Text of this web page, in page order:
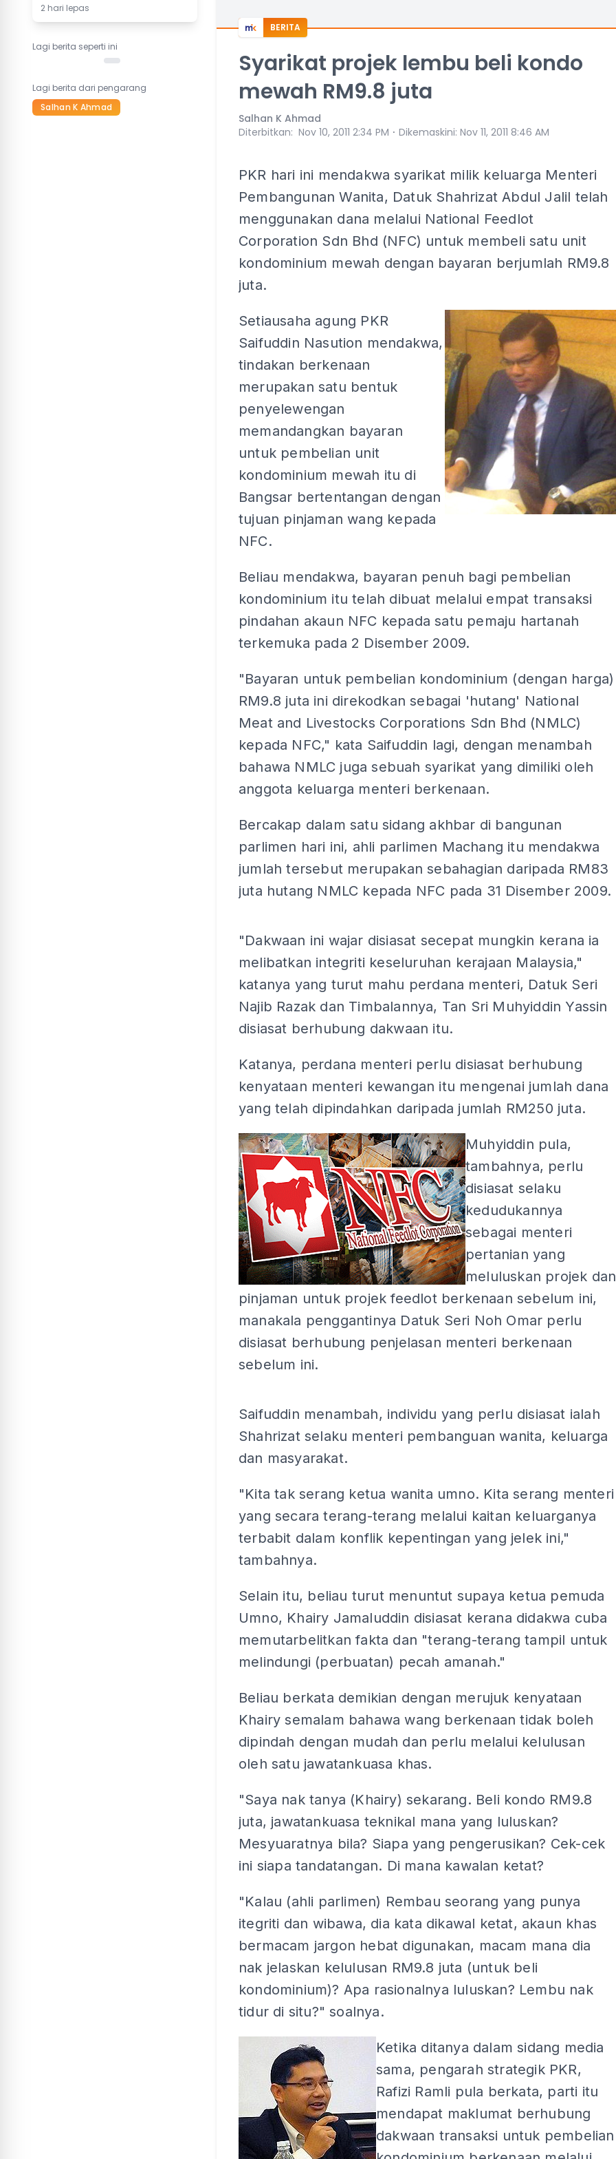
2 hari lepas
Lagi berita seperti ini
Lagi berita dari pengarang
Salhan K Ahmad
BERITA
Syarikat projek lembu beli kondo
mewah RM9.8 juta
Salhan K Ahmad
Diterbitkan: Nov 10, 2011 2:34 PM ⋅ Dikemaskini: Nov 11, 2011 8:46 AM
PKR hari ini mendakwa syarikat milik keluarga Menteri
Pembangunan Wanita, Datuk Shahrizat Abdul Jalil telah
menggunakan dana melalui National Feedlot
Corporation Sdn Bhd (NFC) untuk membeli satu unit
kondominium mewah dengan bayaran berjumlah RM9.8
juta.
Setiausaha agung PKR
Saifuddin Nasution mendakwa,
tindakan berkenaan
merupakan satu bentuk
penyelewengan
memandangkan bayaran
untuk pembelian unit
kondominium mewah itu di
Bangsar bertentangan dengan
tujuan pinjaman wang kepada
NFC.
Beliau mendakwa, bayaran penuh bagi pembelian
kondominium itu telah dibuat melalui empat transaksi
pindahan akaun NFC kepada satu pemaju hartanah
terkemuka pada 2 Disember 2009.
"Bayaran untuk pembelian kondominium (dengan harga)
RM9.8 juta ini direkodkan sebagai 'hutang' National
Meat and Livestocks Corporations Sdn Bhd (NMLC)
kepada NFC," kata Saifuddin lagi, dengan menambah
bahawa NMLC juga sebuah syarikat yang dimiliki oleh
anggota keluarga menteri berkenaan.
Bercakap dalam satu sidang akhbar di bangunan
parlimen hari ini, ahli parlimen Machang itu mendakwa
jumlah tersebut merupakan sebahagian daripada RM83
juta hutang NMLC kepada NFC pada 31 Disember 2009.
"Dakwaan ini wajar disiasat secepat mungkin kerana ia
melibatkan integriti keseluruhan kerajaan Malaysia,"
katanya yang turut mahu perdana menteri, Datuk Seri
Najib Razak dan Timbalannya, Tan Sri Muhyiddin Yassin
disiasat berhubung dakwaan itu.
Katanya, perdana menteri perlu disiasat berhubung
kenyataan menteri kewangan itu mengenai jumlah dana
yang telah dipindahkan daripada jumlah RM250 juta.
Muhyiddin pula,
tambahnya, perlu
disiasat selaku
kedudukannya
sebagai menteri
pertanian yang
meluluskan projek dan
pinjaman untuk projek feedlot berkenaan sebelum ini,
manakala penggantinya Datuk Seri Noh Omar perlu
disiasat berhubung penjelasan menteri berkenaan
sebelum ini.
Saifuddin menambah, individu yang perlu disiasat ialah
Shahrizat selaku menteri pembanguan wanita, keluarga
dan masyarakat.
"Kita tak serang ketua wanita umno. Kita serang menteri
yang secara terang-terang melalui kaitan keluarganya
terbabit dalam konflik kepentingan yang jelek ini,"
tambahnya.
Selain itu, beliau turut menuntut supaya ketua pemuda
Umno, Khairy Jamaluddin disiasat kerana didakwa cuba
memutarbelitkan fakta dan "terang-terang tampil untuk
melindungi (perbuatan) pecah amanah."
Beliau berkata demikian dengan merujuk kenyataan
Khairy semalam bahawa wang berkenaan tidak boleh
dipindah dengan mudah dan perlu melalui kelulusan
oleh satu jawatankuasa khas.
"Saya nak tanya (Khairy) sekarang. Beli kondo RM9.8
juta, jawatankuasa teknikal mana yang luluskan?
Mesyuaratnya bila? Siapa yang pengerusikan? Cek-cek
ini siapa tandatangan. Di mana kawalan ketat?
"Kalau (ahli parlimen) Rembau seorang yang punya
itegriti dan wibawa, dia kata dikawal ketat, akaun khas
bermacam jargon hebat digunakan, macam mana dia
nak jelaskan kelulusan RM9.8 juta (untuk beli
kondominium)? Apa rasionalnya luluskan? Lembu nak
tidur di situ?" soalnya.
Ketika ditanya dalam sidang media
sama, pengarah strategik PKR,
Rafizi Ramli pula berkata, parti itu
mendapat maklumat berhubung
dakwaan transaksi untuk pembelian